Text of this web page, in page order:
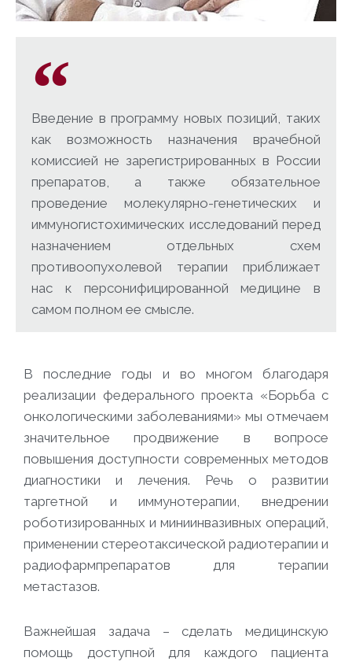
Введение в программу новых позиций, таких
как возможность назначения врачебной
комиссией не зарегистрированных в России
препаратов, а также обязательное
проведение молекулярно-генетических и
иммуногистохимических исследований перед
назначением отдельных схем
противоопухолевой терапии приближает
нас к персонифицированной медицине в
самом полном ее смысле.
В последние годы и во многом благодаря
реализации федерального проекта «Борьба с
онкологическими заболеваниями» мы отмечаем
значительное продвижение в вопросе
повышения доступности современных методов
диагностики и лечения. Речь о развитии
таргетной и иммунотерапии, внедрении
роботизированных и миниинвазивных операций,
применении стереотаксической радиотерапии и
радиофармпрепаратов для терапии
метастазов.
Важнейшая задача – сделать медицинскую
помощь доступной для каждого пациента